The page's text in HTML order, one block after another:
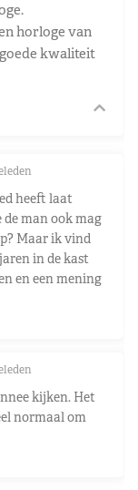
horloge van
kwaliteit
heeft laat
man ook mag
Maar ik vind
in de kast
en een mening
kijken. Het
normaal om